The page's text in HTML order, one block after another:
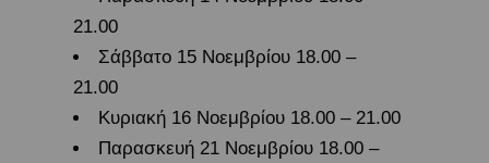
21.00
Σάββατο 15 Νοεμβρίου 18.00 –
21.00
Κυριακή 16 Νοεμβρίου 18.00 – 21.00
Παρασκευή 21 Νοεμβρίου 18.00 –